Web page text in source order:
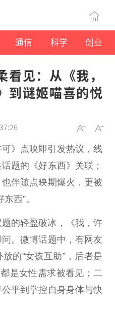
通信 科学 创业
见：从《我，
到谜姬喵喜的悦
》点映即引发热议，线
题的《好东西》关联；
伴随点映期爆火，更被
西”。
题的轻盈破冰，《我，许
。微博话题中，有网友
的“女孩互助”，后者是
是女性需求被看见；二
平到掌控自身身体与快